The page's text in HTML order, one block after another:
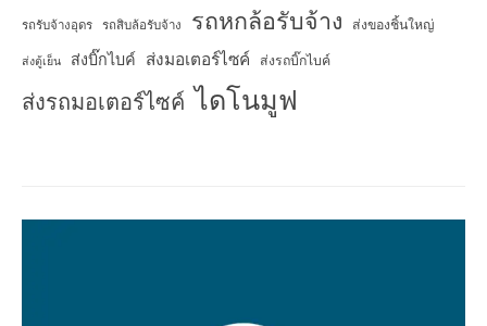
รถรับจ้างอุดร รถสิบล้อรับจ้าง รถหกล้อรับจ้าง ส่งของชิ้นใหญ่
ส่งตู้เย็น ส่งบิ๊กไบค์ ส่งมอเตอร์ไซค์ ส่งรถบิ๊กไบค์
ส่งรถมอเตอร์ไซค์ ไดโนมูฟ